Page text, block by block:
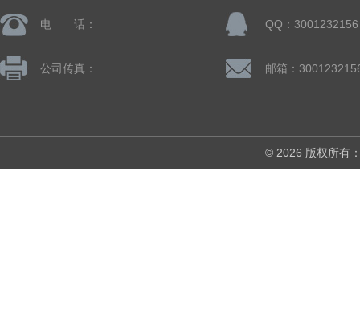
电 话： QQ：3001232156
公司传真： 邮箱：
© 2026 版权所有